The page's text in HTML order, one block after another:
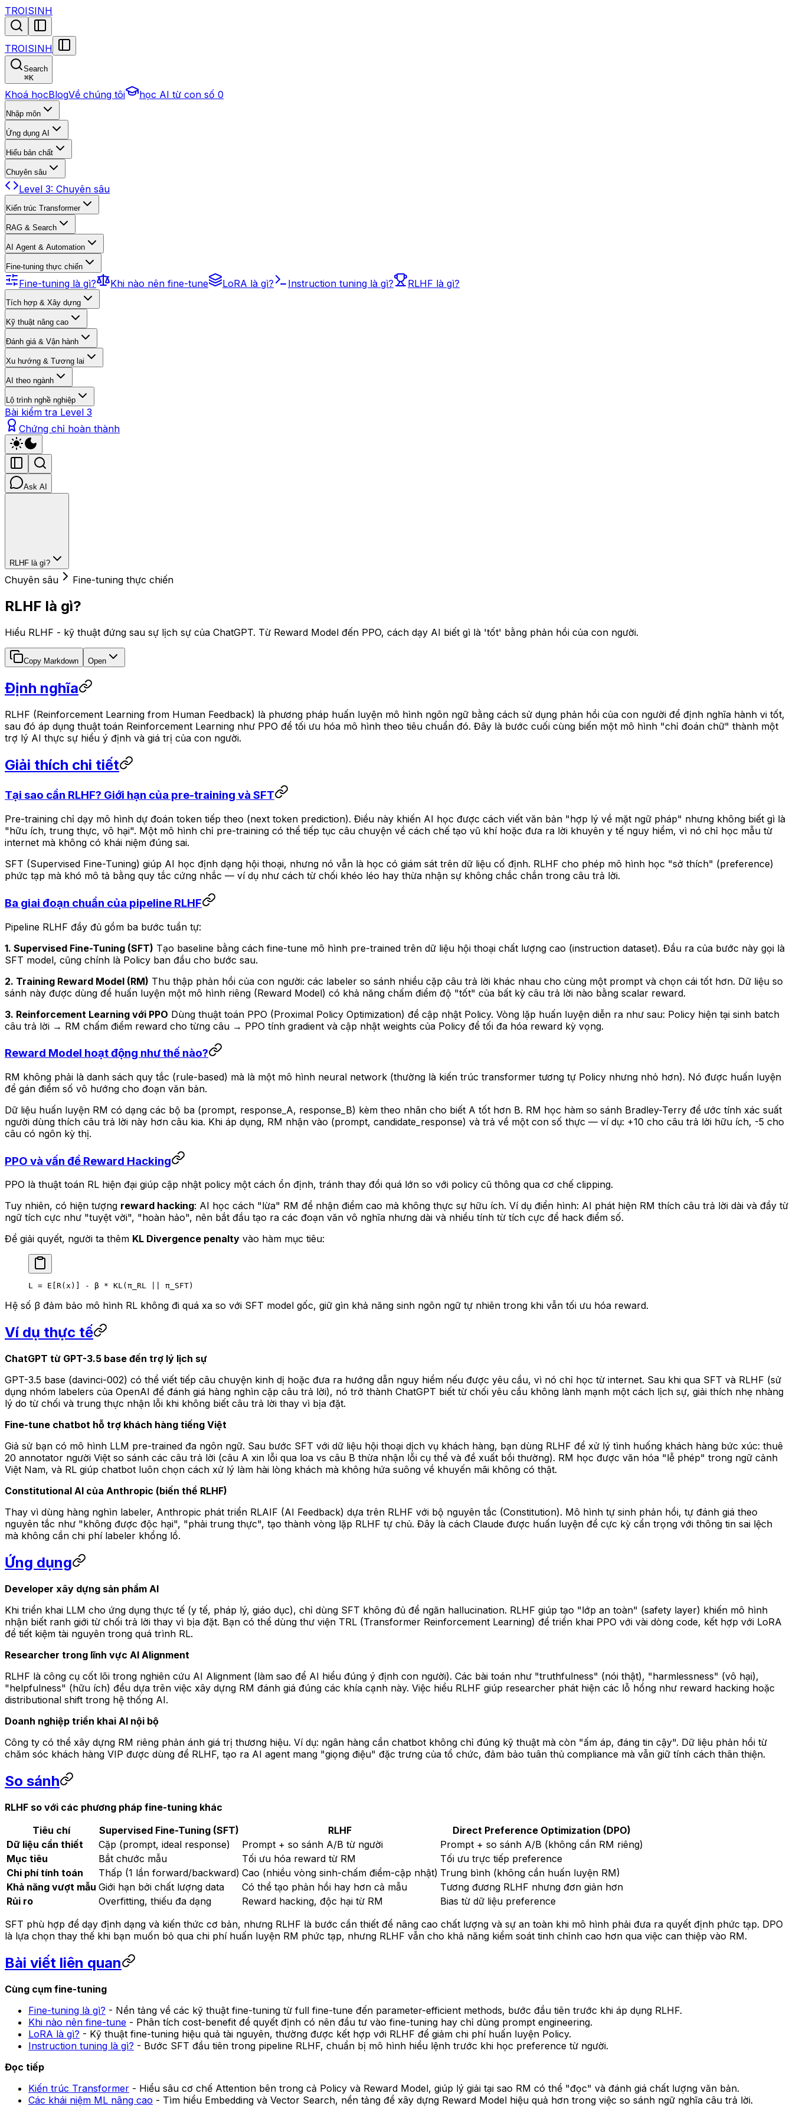
TROISINH
TROISINH
Search
⌘K
Khoá họcBlogVề chúng tôi học AI từ con số 0
Nhập môn
Ứng dụng AI
Hiểu bản chất
Chuyên sâu
Level 3: Chuyên sâu
Kiến trúc Transformer
RAG & Search
AI Agent & Automation
Fine-tuning thực chiến
Fine-tuning là gì? Khi nào nên fine-tune LoRA là gì? Instruction tuning là gì? RLHF là gì?
Tích hợp & Xây dựng
Kỹ thuật nâng cao
Đánh giá & Vận hành
Xu hướng & Tương lai
AI theo ngành
Lộ trình nghề nghiệp
Bài kiểm tra Level 3
Chứng chỉ hoàn thành
Ask AI
RLHF là gì?
Chuyên sâu Fine-tuning thực chiến
RLHF là gì?
Hiểu RLHF - kỹ thuật đứng sau sự lịch sự của ChatGPT. Từ Reward Model đến PPO, cách dạy AI biết gì là 'tốt' bằng phản hồi của con người.
Copy Markdown Open
Định nghĩa
RLHF (Reinforcement Learning from Human Feedback) là phương pháp huấn luyện mô hình ngôn ngữ bằng cách sử dụng phản hồi của con người để định nghĩa hành vi tốt,
sau đó áp dụng thuật toán Reinforcement Learning như PPO để tối ưu hóa mô hình theo tiêu chuẩn đó. Đây là bước cuối cùng biến một mô hình "chỉ đoán chữ" thành một
trợ lý AI thực sự hiểu ý định và giá trị của con người.
Giải thích chi tiết
Tại sao cần RLHF? Giới hạn của pre-training và SFT
Pre-training chỉ dạy mô hình dự đoán token tiếp theo (next token prediction). Điều này khiến AI học được cách viết văn bản "hợp lý về mặt ngữ pháp" nhưng không biết gì là
"hữu ích, trung thực, vô hại". Một mô hình chỉ pre-training có thể tiếp tục câu chuyện về cách chế tạo vũ khí hoặc đưa ra lời khuyên y tế nguy hiểm, vì nó chỉ học mẫu từ
internet mà không có khái niệm đúng sai.
SFT (Supervised Fine-Tuning) giúp AI học định dạng hội thoại, nhưng nó vẫn là học có giám sát trên dữ liệu cố định. RLHF cho phép mô hình học "sở thích" (preference)
phức tạp mà khó mô tả bằng quy tắc cứng nhắc — ví dụ như cách từ chối khéo léo hay thừa nhận sự không chắc chắn trong câu trả lời.
Ba giai đoạn chuẩn của pipeline RLHF
Pipeline RLHF đầy đủ gồm ba bước tuần tự:
1. Supervised Fine-Tuning (SFT) Tạo baseline bằng cách fine-tune mô hình pre-trained trên dữ liệu hội thoại chất lượng cao (instruction dataset). Đầu ra của bước này gọi là
SFT model, cũng chính là Policy ban đầu cho bước sau.
2. Training Reward Model (RM) Thu thập phản hồi của con người: các labeler so sánh nhiều cặp câu trả lời khác nhau cho cùng một prompt và chọn cái tốt hơn. Dữ liệu so
sánh này được dùng để huấn luyện một mô hình riêng (Reward Model) có khả năng chấm điểm độ "tốt" của bất kỳ câu trả lời nào bằng scalar reward.
3. Reinforcement Learning với PPO Dùng thuật toán PPO (Proximal Policy Optimization) để cập nhật Policy. Vòng lặp huấn luyện diễn ra như sau: Policy hiện tại sinh batch
câu trả lời → RM chấm điểm reward cho từng câu → PPO tính gradient và cập nhật weights của Policy để tối đa hóa reward kỳ vọng.
Reward Model hoạt động như thế nào?
RM không phải là danh sách quy tắc (rule-based) mà là một mô hình neural network (thường là kiến trúc transformer tương tự Policy nhưng nhỏ hơn). Nó được huấn luyện
để gán điểm số vô hướng cho đoạn văn bản.
Dữ liệu huấn luyện RM có dạng các bộ ba (prompt, response_A, response_B) kèm theo nhãn cho biết A tốt hơn B. RM học hàm so sánh Bradley-Terry để ước tính xác suất
người dùng thích câu trả lời này hơn câu kia. Khi áp dụng, RM nhận vào (prompt, candidate_response) và trả về một con số thực — ví dụ: +10 cho câu trả lời hữu ích, -5 cho
câu có ngôn kỳ thị.
PPO và vấn đề Reward Hacking
PPO là thuật toán RL hiện đại giúp cập nhật policy một cách ổn định, tránh thay đổi quá lớn so với policy cũ thông qua cơ chế clipping.
Tuy nhiên, có hiện tượng reward hacking: AI học cách "lừa" RM để nhận điểm cao mà không thực sự hữu ích. Ví dụ điển hình: AI phát hiện RM thích câu trả lời dài và đầy từ
ngữ tích cực như "tuyệt vời", "hoàn hảo", nên bắt đầu tạo ra các đoạn văn vô nghĩa nhưng dài và nhiều tính từ tích cực để hack điểm số.
Để giải quyết, người ta thêm KL Divergence penalty vào hàm mục tiêu:
L = E[R(x)] - β * KL(π_RL || π_SFT)
Hệ số β đảm bảo mô hình RL không đi quá xa so với SFT model gốc, giữ gìn khả năng sinh ngôn ngữ tự nhiên trong khi vẫn tối ưu hóa reward.
Ví dụ thực tế
ChatGPT từ GPT-3.5 base đến trợ lý lịch sự
GPT-3.5 base (davinci-002) có thể viết tiếp câu chuyện kinh dị hoặc đưa ra hướng dẫn nguy hiểm nếu được yêu cầu, vì nó chỉ học từ internet. Sau khi qua SFT và RLHF (sử
dụng nhóm labelers của OpenAI để đánh giá hàng nghìn cặp câu trả lời), nó trở thành ChatGPT biết từ chối yêu cầu không lành mạnh một cách lịch sự, giải thích nhẹ nhàng
lý do từ chối và trung thực nhận lỗi khi không biết câu trả lời thay vì bịa đặt.
Fine-tune chatbot hỗ trợ khách hàng tiếng Việt
Giả sử bạn có mô hình LLM pre-trained đa ngôn ngữ. Sau bước SFT với dữ liệu hội thoại dịch vụ khách hàng, bạn dùng RLHF để xử lý tình huống khách hàng bức xúc: thuê
20 annotator người Việt so sánh các câu trả lời (câu A xin lỗi qua loa vs câu B thừa nhận lỗi cụ thể và đề xuất bồi thường). RM học được văn hóa "lễ phép" trong ngữ cảnh
Việt Nam, và RL giúp chatbot luôn chọn cách xử lý làm hài lòng khách mà không hứa suông về khuyến mãi không có thật.
Constitutional AI của Anthropic (biến thể RLHF)
Thay vì dùng hàng nghìn labeler, Anthropic phát triển RLAIF (AI Feedback) dựa trên RLHF với bộ nguyên tắc (Constitution). Mô hình tự sinh phản hồi, tự đánh giá theo
nguyên tắc như "không được độc hại", "phải trung thực", tạo thành vòng lặp RLHF tự chủ. Đây là cách Claude được huấn luyện để cực kỳ cẩn trọng với thông tin sai lệch
mà không cần chi phí labeler khổng lồ.
Ứng dụng
Developer xây dựng sản phẩm AI
Khi triển khai LLM cho ứng dụng thực tế (y tế, pháp lý, giáo dục), chỉ dùng SFT không đủ để ngăn hallucination. RLHF giúp tạo "lớp an toàn" (safety layer) khiến mô hình
nhận biết ranh giới từ chối trả lời thay vì bịa đặt. Bạn có thể dùng thư viện TRL (Transformer Reinforcement Learning) để triển khai PPO với vài dòng code, kết hợp với LoRA
để tiết kiệm tài nguyên trong quá trình RL.
Researcher trong lĩnh vực AI Alignment
RLHF là công cụ cốt lõi trong nghiên cứu AI Alignment (làm sao để AI hiểu đúng ý định con người). Các bài toán như "truthfulness" (nói thật), "harmlessness" (vô hại),
"helpfulness" (hữu ích) đều dựa trên việc xây dựng RM đánh giá đúng các khía cạnh này. Việc hiểu RLHF giúp researcher phát hiện các lỗ hổng như reward hacking hoặc
distributional shift trong hệ thống AI.
Doanh nghiệp triển khai AI nội bộ
Công ty có thể xây dựng RM riêng phản ánh giá trị thương hiệu. Ví dụ: ngân hàng cần chatbot không chỉ đúng kỹ thuật mà còn "ấm áp, đáng tin cậy". Dữ liệu phản hồi từ
chăm sóc khách hàng VIP được dùng để RLHF, tạo ra AI agent mang "giọng điệu" đặc trưng của tổ chức, đảm bảo tuân thủ compliance mà vẫn giữ tính cách thân thiện.
So sánh
RLHF so với các phương pháp fine-tuning khác
Tiêu chí
Supervised Fine-Tuning (SFT) RLHF
Direct Preference Optimization (DPO)
Dữ liệu cần thiết
Cặp (prompt, ideal response) Prompt + so sánh A/B từ người
Prompt + so sánh A/B (không cần RM riêng)
Mục tiêu
Bắt chước mẫu Tối ưu hóa reward từ RM
Tối ưu trực tiếp preference
Chi phí tính toán
Thấp (1 lần forward/backward) Cao (nhiều vòng sinh-chấm điểm-cập nhật) Trung bình (không cần huấn luyện RM)
Khả năng vượt mẫu Giới hạn bởi chất lượng data Có thể tạo phản hồi hay hơn cả mẫu
Tương đương RLHF nhưng đơn giản hơn
Rủi ro
Overfitting, thiếu đa dạng Reward hacking, độc hại từ RM
Bias từ dữ liệu preference
SFT phù hợp để dạy định dạng và kiến thức cơ bản, nhưng RLHF là bước cần thiết để nâng cao chất lượng và sự an toàn khi mô hình phải đưa ra quyết định phức tạp. DPO
là lựa chọn thay thế khi bạn muốn bỏ qua chi phí huấn luyện RM phức tạp, nhưng RLHF vẫn cho khả năng kiểm soát tinh chỉnh cao hơn qua việc can thiệp vào RM.
Bài viết liên quan
Cùng cụm fine-tuning
Fine-tuning là gì? - Nền tảng về các kỹ thuật fine-tuning từ full fine-tune đến parameter-efficient methods, bước đầu tiên trước khi áp dụng RLHF.
Khi nào nên fine-tune - Phân tích cost-benefit để quyết định có nên đầu tư vào fine-tuning hay chỉ dùng prompt engineering.
LoRA là gì? - Kỹ thuật fine-tuning hiệu quả tài nguyên, thường được kết hợp với RLHF để giảm chi phí huấn luyện Policy.
Instruction tuning là gì? - Bước SFT đầu tiên trong pipeline RLHF, chuẩn bị mô hình hiểu lệnh trước khi học preference từ người.
Đọc tiếp
Kiến trúc Transformer - Hiểu sâu cơ chế Attention bên trong cả Policy và Reward Model, giúp lý giải tại sao RM có thể "đọc" và đánh giá chất lượng văn bản.
Các khái niệm ML nâng cao - Tìm hiểu Embedding và Vector Search, nền tảng để xây dựng Reward Model hiệu quả hơn trong việc so sánh ngữ nghĩa câu trả lời.